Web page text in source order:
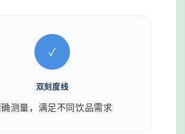
✓
双刻度线
测量，满足不同饮品需求